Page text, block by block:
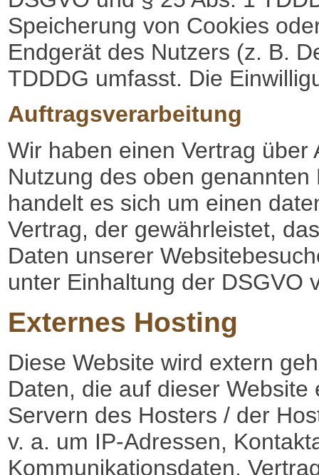
Speicherung von Cookies
Endgerät des Nutzers (z. B.
TDDDG umfasst. Die
Auftragsverarbeitung
Wir haben einen Vertrag
Nutzung des oben
handelt es sich um einen
Vertrag, der gewährleistet,
Daten unserer
unter Einhaltung der DSGVO
Externes Hosting
Diese Website wird extern
Daten, die auf dieser
Servern des Hosters / der
v. a. um IP-Adressen,
Kommunikationsdaten,